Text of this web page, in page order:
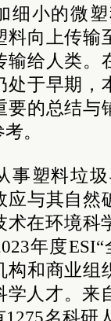
细小的微
料向上传输
输给人类。
处于早期，
要的总结与
。
事塑料垃
应与其自然
术在环境科
年度
构和商业组
学人才。来